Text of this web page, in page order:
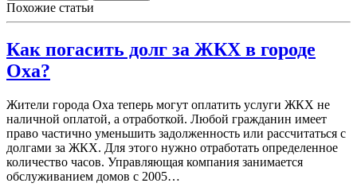
Похожие статьи
Как погасить долг за ЖКХ в городе
Оха?
Жители города Оха теперь могут оплатить услуги ЖКХ не
наличной оплатой, а отработкой. Любой гражданин имеет
право частично уменьшить задолженность или рассчитаться с
долгами за ЖКХ. Для этого нужно отработать определенное
количество часов. Управляющая компания занимается
обслуживанием домов с 2005…